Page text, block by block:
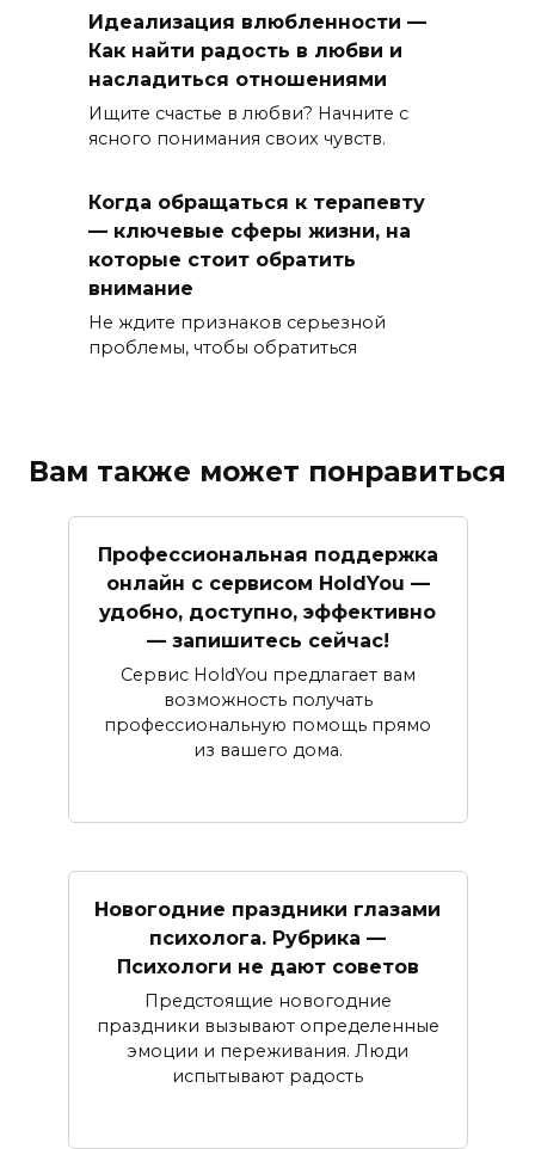
Идеализация влюбленности —
Как найти радость в любви и
насладиться отношениями
Ищите счастье в любви? Начните с
ясного понимания своих чувств.
Когда обращаться к терапевту
— ключевые сферы жизни, на
которые стоит обратить
внимание
Не ждите признаков серьезной
проблемы, чтобы обратиться
Вам также может понравиться
Профессиональная поддержка
онлайн с сервисом HoldYou —
удобно, доступно, эффективно
— запишитесь сейчас!
Сервис HoldYou предлагает вам
возможность получать
профессиональную помощь прямо
из вашего дома.
Новогодние праздники глазами
психолога. Рубрика —
Психологи не дают советов
Предстоящие новогодние
праздники вызывают определенные
эмоции и переживания. Люди
испытывают радость